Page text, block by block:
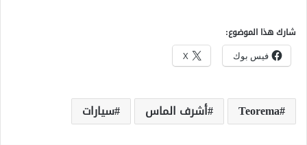
شارك هذا الموضوع:
فيس بوك X
Teorema أشرف الماس سيارات